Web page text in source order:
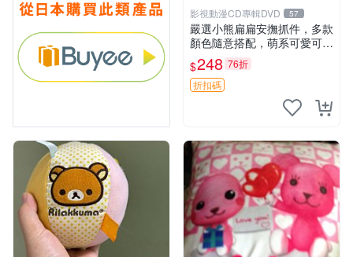
影視動漫CD專輯DVD 57
嚴選小熊扁扁安撫抓件，多款
顏色隨意搭配，萌系可愛可改
掛件 小熊安撫抓件 憶記 抓繩
孩童掛件
$248 76折
折扣碼